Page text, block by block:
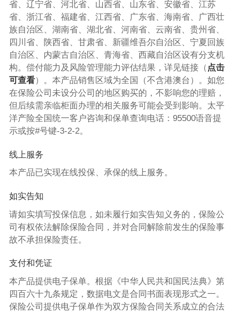
省、辽宁省、河北省、山西省、山东省、安徽省、江苏
省、浙江省、福建省、江西省、广东省、海南省、广西壮
族自治区、湖南省、湖北省、河南省、云南省、贵州省、
四川省、陕西省、甘肃省、新疆维吾尔自治区、宁夏回族
自治区、内蒙古自治区、青海省、西藏自治区设有分支机
构。偿付能力及风险管理能力评估结果，详见链接（ 点击
可查看）。本产品销售区域为全国（不含港澳台）。如您
在保险公司未设分公司的地区购买的，不影响您的理赔，
但后续需亲临柜面办理的相关服务可能会受到影响。太平
洋产险全国统一客户咨询和保单查询电话：95500语音提
示或按#号键-3-2-2。
线上服务
本产品已实现在线投保、承保的线上服务。
如实告知
请如实填写投保信息，如未履行如实告知义务的，保险公
司有权依法解除保险合同，并对合同解除前发生的保险事
故不承担保险责任。
支付和凭证
本产品提供电子保单。根据《中华人民共和国民法典》第
四百六十九条规定，数据电文是合同书面表现形式之一。
保险公司提供电子保单作为双方保险合同关系成立的合法